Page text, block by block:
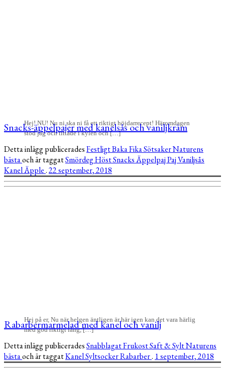
Hej! NU! Nu ni ska ni få ett riktigt höjdarrecept! Häromdagen
stod jag och tittade i kylen och […]
Snacks-äppelpajer med kanelsås och vaniljkräm
Detta inlägg publiceradesFestligtBakaFikaSötsakerNaturens
bästaoch är taggatSmördegHöstSnacksÄppelpajPajVaniljsås
KanelÄpple.22 september, 2018
Hej på er, Nu när helgen äntligen är här igen kan det vara härlig
med god riktigt lång, […]
Rabarbermarmelad med kanel och vanilj
Detta inlägg publiceradesSnabblagatFrukostSaft & SyltNaturens
bästaoch är taggatKanelSyltsockerRabarber. 1 september, 2018